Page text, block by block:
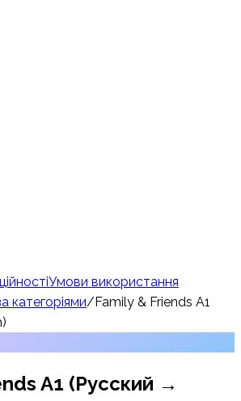
Умови використання
категоріями/Family & Friends A1
A1 (Русский →